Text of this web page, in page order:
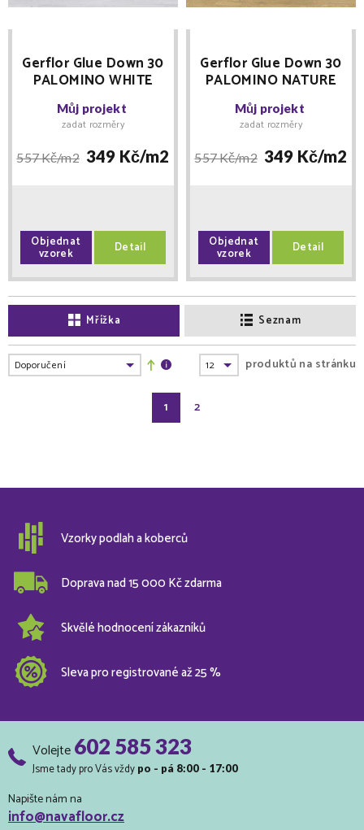
Gerflor Glue Down 30
PALOMINO WHITE
1331 vinylová podlaha
lepená
Můj projekt
zadat rozměry
557 Kč/m2 349 Kč/m2
Objednat
vzorek Detail
Gerflor Glue Down 30
PALOMINO NATURE
1330 vinylová podlaha
lepená
Můj projekt
zadat rozměry
557 Kč/m2 349 Kč/m2
Objednat
vzorek Detail
Mřížka Seznam
1 2
produktů na stránku
Vzorky podlah a koberců
Doprava nad 15 000 Kč zdarma
Skvělé hodnocení zákazníků
Sleva pro registrované až 25 %
Volejte602 585 323
Jsme tady pro Vás vždy po - pá 8:00 - 17:00
Napište nám na
info@navafloor.cz